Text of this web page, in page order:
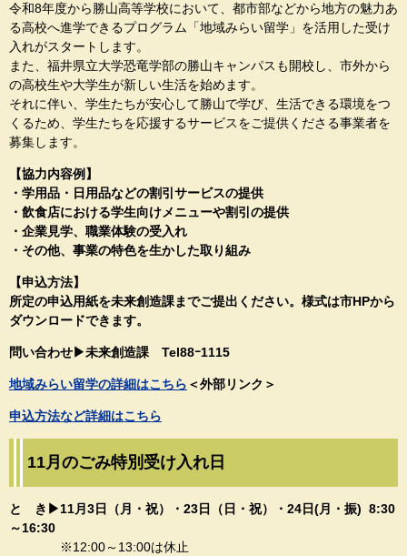
令和8年度から勝山高等学校において、都市部などから地方の魅力あ
る高校へ進学できるプログラム「地域みらい留学」を活用した受け
入れがスタートします。
また、福井県立大学恐竜学部の勝山キャンパスも開校し、市外から
の高校生や大学生が新しい生活を始めます。
それに伴い、学生たちが安心して勝山で学び、生活できる環境をつ
くるため、学生たちを応援するサービスをご提供くださる事業者を
募集します。
【協力内容例】
・学用品・日用品などの割引サービスの提供
・飲食店における学生向けメニューや割引の提供
・企業見学、職業体験の受入れ
・その他、事業の特色を生かした取り組み​
【申込方法】
所定の申込用紙を未来創造課までご提出ください。様式は市HPから
ダウンロードできます。​
問い合わせ▶未来創造課​ Tel88ｰ1115​
地域みらい留学の詳細はこちら ＜外部リンク＞
申込方法など詳細はこちら
11月のごみ特別受け入れ日
と き▶11月3日（月・祝）・23日（日・祝）・24日(月・振) 8:30
～16:30
※12:00～13:00は休止